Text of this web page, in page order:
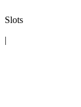
Slots
|